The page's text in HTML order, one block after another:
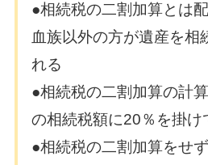
●相続税の二割加算とは
血族以外の方が遺産を相
れる
●相続税の二割加算の計
の相続税額に20％を掛け
●相続税の二割加算をせ